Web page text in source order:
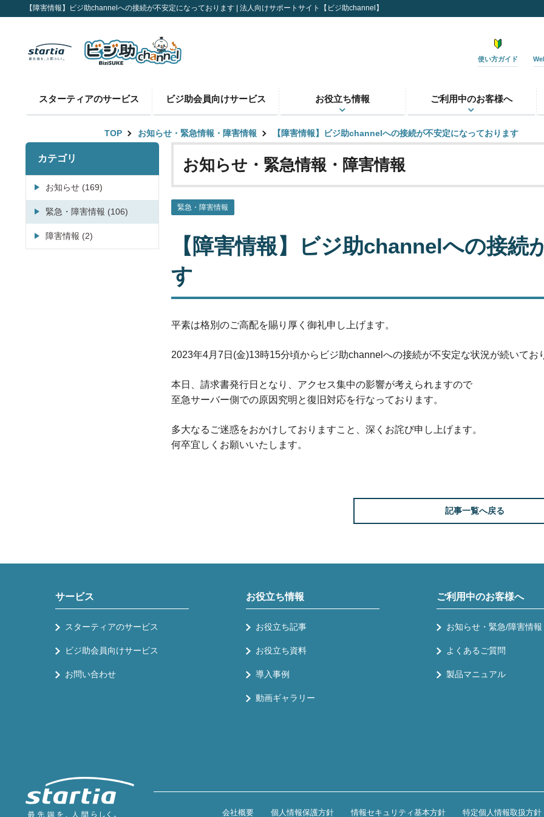
【障害情報】ビジ助channelへの接続が不安定になっております | 法人向けサポートサイト【ビジ助channel】
使い方ガイド
スターティアのサービス ビジ助会員向けサービス お役立ち情報 ご利用中のお客様へ
TOP お知らせ・緊急情報・障害情報 【障害情報】ビジ助channelへの接続が不安定になっております
お知らせ・緊急情報・障害情報
緊急・障害情報
【障害情報】ビジ助channelへの接続
す
平素は格別のご高配を賜り厚く御礼申し上げます。
2023年4月7日(金)13時15分頃からビジ助channelへの接続が不安定な状況が続いてお
本日、請求書発行日となり、アクセス集中の影響が考えられますので
至急サーバー側での原因究明と復旧対応を行なっております。
多大なるご迷惑をおかけしておりますこと、深くお詫び申し上げます。
何卒宜しくお願いいたします。
記事一覧へ戻る
カテゴリ
お知らせ (169)
緊急・障害情報 (106)
障害情報 (2)
サービス
スターティアのサービス
ビジ助会員向けサービス
お問い合わせ
お役立ち情報
お役立ち記事
お役立ち資料
導入事例
動画ギャラリー
ご利用中のお客様へ
お知らせ・緊急/障害情報
よくあるご質問
製品マニュアル
会社概要 個人情報保護方針 情報セキュリティ基本方針 特定個人情報取扱方針